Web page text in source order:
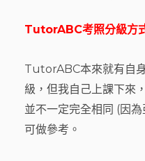
TutorABC考照分級方
TutorABC本來就有自
級，但我自己上課下來
並不一定完全相同 (因
可做參考。